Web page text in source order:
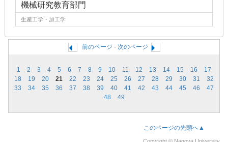
機械研究教育部門
生産工学・加工学
前のページ - 次のページ
1 2 3 4 5 6 7 8 9 10 11 12 13 14 15 16
17
18
19 20 21 22 23 24 25 26 27 28 29 30 31
32
33
34 35 36 37 38 39 40 41 42 43 44 45 46
47
48
49
このページの先頭へ▲